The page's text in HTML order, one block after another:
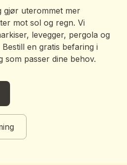
gjør uterommet mer
mot sol og regn. Vi
levegger, pergola og
en gratis befaring i
som passer dine behov.